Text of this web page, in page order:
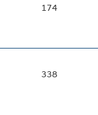
174
338